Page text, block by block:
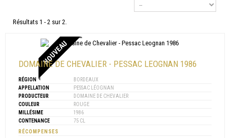
Résultats 1 - 2 sur 2.
NOUVEAU
DOMAINE DE CHEVALIER - PESSAC LEOGNAN 1986
RÉGION
BORDEAUX
APPELLATION
PESSAC LÉOGNAN
PRODUCTEUR
DOMAINE DE CHEVALIER
COULEUR
ROUGE
MILLÉSIME
1986
CONTENANCE
75 CL
RÉCOMPENSES